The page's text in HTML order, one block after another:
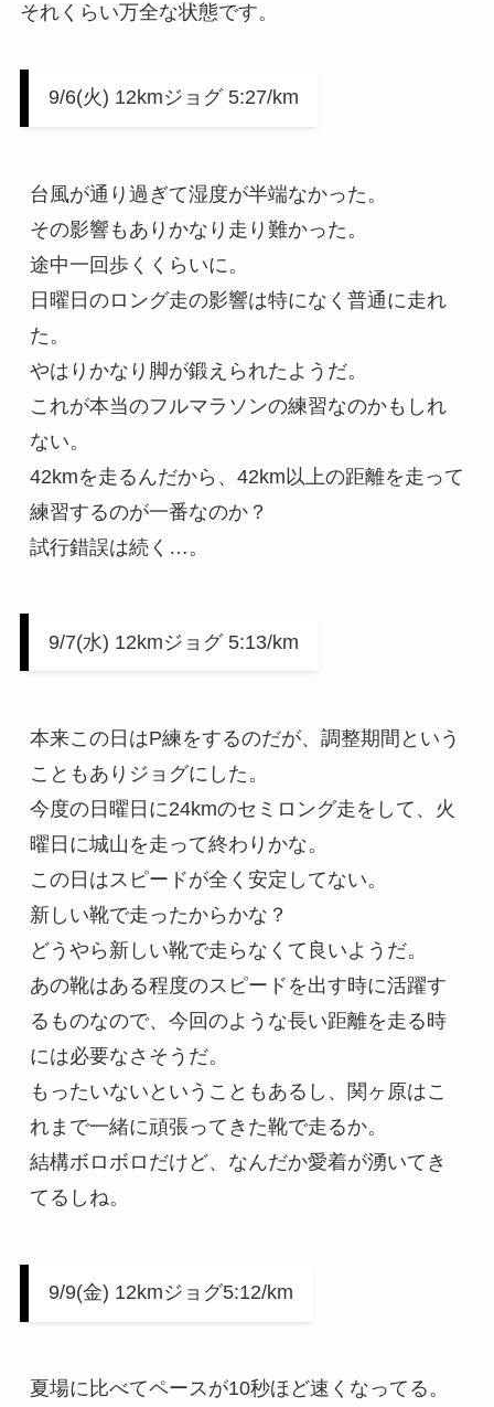
それくらい万全な状態です。
9/6(火) 12kmジョグ 5:27/km
台風が通り過ぎて湿度が半端なかった。
その影響もありかなり走り難かった。
途中一回歩くくらいに。
日曜日のロング走の影響は特になく普通に走れ
た。
やはりかなり脚が鍛えられたようだ。
これが本当のフルマラソンの練習なのかもしれ
ない。
42kmを走るんだから、42km以上の距離を走って
練習するのが一番なのか？
試行錯誤は続く…。
9/7(水) 12kmジョグ 5:13/km
本来この日はP練をするのだが、調整期間という
こともありジョグにした。
今度の日曜日に24kmのセミロング走をして、火
曜日に城山を走って終わりかな。
この日はスピードが全く安定してない。
新しい靴で走ったからかな？
どうやら新しい靴で走らなくて良いようだ。
あの靴はある程度のスピードを出す時に活躍す
るものなので、今回のような長い距離を走る時
には必要なさそうだ。
もったいないということもあるし、関ヶ原はこ
れまで一緒に頑張ってきた靴で走るか。
結構ボロボロだけど、なんだか愛着が湧いてき
てるしね。
9/9(金) 12kmジョグ5:12/km
夏場に比べてペースが10秒ほど速くなってる。